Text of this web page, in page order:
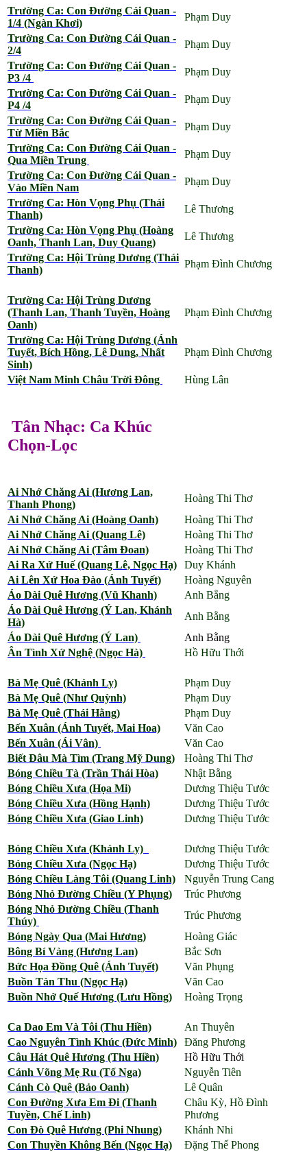
Trường Ca: Con Đường Cái Quan -
1/4 (Ngàn Khơi)
Phạm Duy
Trường Ca: Con Đường Cái Quan -
2/4
Phạm Duy
Trường Ca: Con Đường Cái Quan -
P3 /4
Phạm Duy
Trường Ca: Con Đường Cái Quan -
P4 /4
Phạm Duy
Trường Ca: Con Đường Cái Quan -
Từ Miền Bắc
Phạm Duy
Trường Ca: Con Đường Cái Quan -
Qua Miền Trung
Phạm Duy
Trường Ca: Con Đường Cái Quan -
Vào Miền Nam
Phạm Duy
Trường Ca: Hòn Vọng Phụ (Thái
Thanh)
Lê Thương
Trường Ca: Hòn Vọng Phụ (Hoàng
Oanh, Thanh Lan, Duy Quang)
Lê Thương
Trường Ca: Hội Trùng Dương (Thái
Thanh)
Phạm Đình Chương
Trường Ca: Hội Trùng Dương
(Thanh Lan, Thanh Tuyền, Hoàng
Oanh)
Phạm Đình Chương
Trường Ca: Hội Trùng Dương (Ánh
Tuyết, Bích Hồng, Lê Dung, Nhất
Sinh)
Phạm Đình Chương
Việt Nam Minh Châu Trời Đông Hùng Lân
Tân Nhạc: Ca Khúc
Chọn-Lọc
Ai Nhớ Chăng Ai (Hương Lan,
Thanh Phong)
Hoàng Thi Thơ
Ai Nhớ Chăng Ai (Hoàng Oanh)
Hoàng Thi Thơ
Ai Nhớ Chăng Ai (Quang Lê)
Hoàng Thi Thơ
Ai Nhớ Chăng Ai (Tâm Đoan)
Hoàng Thi Thơ
Ai Ra Xứ Huế (Quang Lê, Ngọc Hạ)
Duy Khánh
Ai Lên Xứ Hoa Đào (Ánh Tuyết)
Hoàng Nguyên
Áo Dài Quê Hương (Vũ Khanh)
Anh Bằng
Áo Dài Quê Hương (Ý Lan, Khánh
Hà)
Anh Bằng
Áo Dài Quê Hương (Ý Lan)
Anh Bằng
Ân Tình Xứ Nghệ (Ngọc Hà)
Hồ Hữu Thới
Bà Mẹ Quê (Khánh Ly)
Phạm Duy
Bà Mẹ Quê (Như Quỳnh)
Phạm Duy
Bà Mẹ Quê (Thái Hằng)
Phạm Duy
Bến Xuân (Ánh Tuyết, Mai Hoa)
Văn Cao
Bến Xuân (Ái Vân)
Văn Cao
Biết Đâu Mà Tìm (Trang Mỹ Dung)
Hoàng Thi Thơ
Bóng Chiều Tà (Trần Thái Hòa)
Nhật Bằng
Bóng Chiều Xưa (Họa Mi)
Dương Thiệu Tước
Bóng Chiều Xưa (Hồng Hạnh)
Dương Thiệu Tước
Bóng Chiều Xưa (Giao Linh)
Dương Thiệu Tước
Bóng Chiều Xưa (Khánh Ly)
Dương Thiệu Tước
Bóng Chiều Xưa (Ngọc Hạ)
Dương Thiệu Tước
Bóng Chiều Làng Tôi (Quang Linh)
Nguyễn Trung Cang
Bóng Nhỏ Đường Chiều (Y Phụng)
Trúc Phương
Bóng Nhỏ Đường Chiều (Thanh
Thúy)
Trúc Phương
Bóng Ngày Qua (Mai Hương)
Hoàng Giác
Bông Bí Vàng (Hương Lan)
Bắc Sơn
Bức Họa Đồng Quê (Ánh Tuyết)
Văn Phụng
Buồn Tàn Thu (Ngọc Hạ)
Văn Cao
Buồn Nhớ Quế Hương (Lưu Hồng)
Hoàng Trọng
Ca Dao Em Và Tôi (Thu Hiền)
An Thuyên
Cao Nguyên Tình Khúc (Đức Minh)
Đăng Phương
Câu Hát Quê Hương (Thu Hiền)
Hồ Hữu Thới
Cánh Võng Mẹ Ru (Tố Nga)
Nguyễn Tiên
Cánh Cò Quê (Bảo Oanh)
Lê Quân
Con Đường Xưa Em Đi (Thanh
Tuyền, Chế Linh)
Châu Kỳ, Hồ Đình
Phương
Con Đò Quê Hương (Phi Nhung)
Khánh Nhi
Con Thuyền Không Bến (Ngọc Hạ)
Đặng Thế Phong